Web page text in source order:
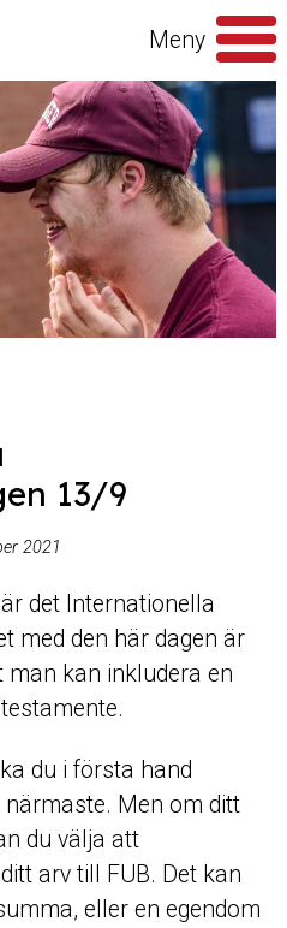
Meny
13/9
2021
det Internationella
med den här dagen är
kan inkludera en
du i första hand
Men om ditt
du välja att
arv till FUB. Det kan
eller en egendom